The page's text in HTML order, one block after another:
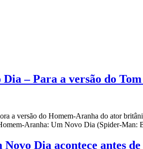
– Para a versão do
a versão do Homem-Aranha do ator
Aranha: Um Novo Dia (Spider-
Dia acontece antes